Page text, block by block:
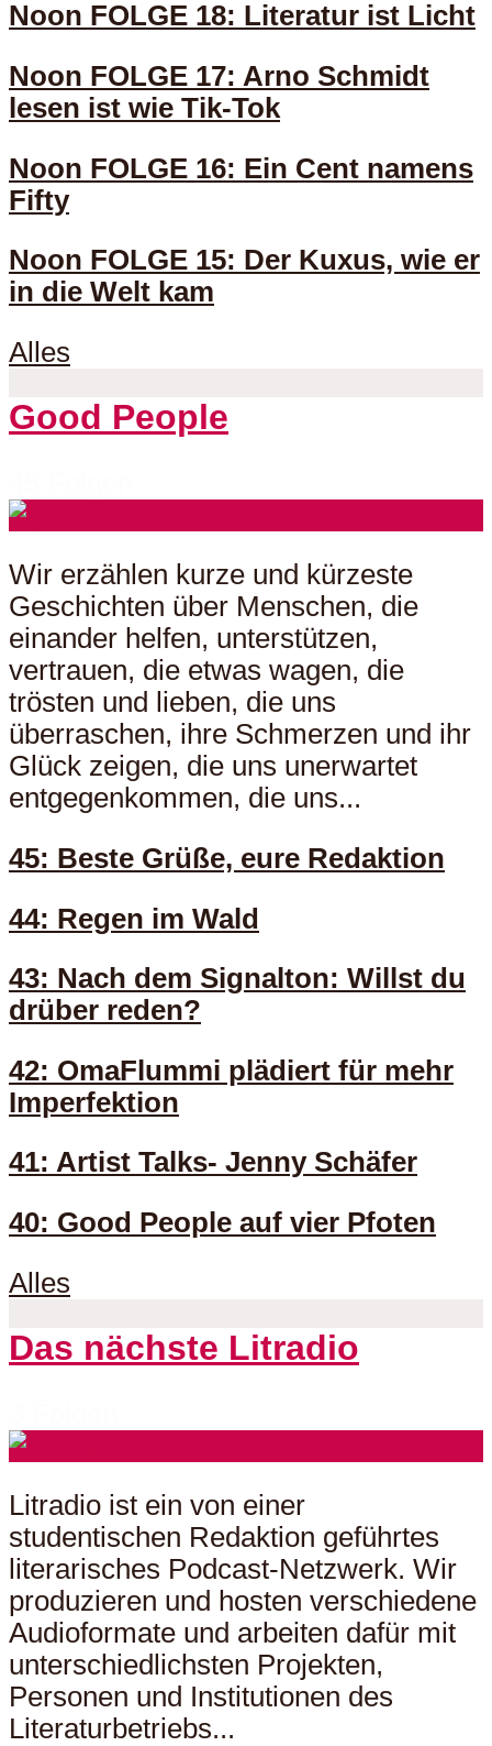
Noon FOLGE 18: Literatur ist Licht
Noon FOLGE 17: Arno Schmidt
lesen ist wie Tik-Tok
Noon FOLGE 16: Ein Cent namens
Fifty
Noon FOLGE 15: Der Kuxus, wie er
in die Welt kam
Alles
Good People
Wir erzählen kurze und kürzeste
Geschichten über Menschen, die
einander helfen, unterstützen,
vertrauen, die etwas wagen, die
trösten und lieben, die uns
überraschen, ihre Schmerzen und ihr
Glück zeigen, die uns unerwartet
entgegenkommen, die uns...
45: Beste Grüße, eure Redaktion
44: Regen im Wald
43: Nach dem Signalton: Willst du
drüber reden?
42: OmaFlummi plädiert für mehr
Imperfektion
41: Artist Talks- Jenny Schäfer
40: Good People auf vier Pfoten
Alles
Das nächste Litradio
Litradio ist ein von einer
studentischen Redaktion geführtes
literarisches Podcast-Netzwerk. Wir
produzieren und hosten verschiedene
Audioformate und arbeiten dafür mit
unterschiedlichsten Projekten,
Personen und Institutionen des
Literaturbetriebs...